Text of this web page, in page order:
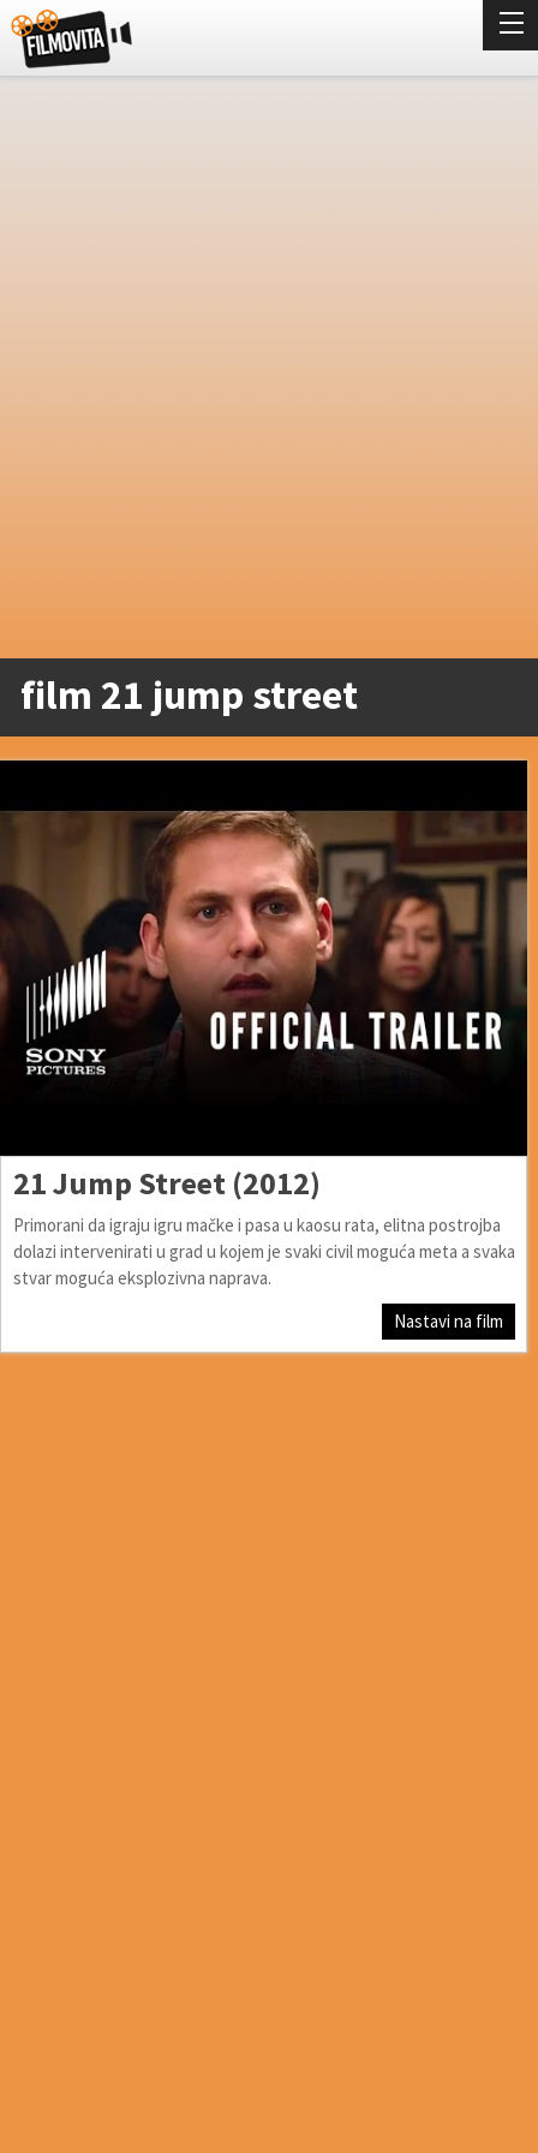
film 21 jump street
21 Jump Street (2012)
Primorani da igraju igru mačke i pasa u kaosu rata, elitna postrojba
dolazi intervenirati u grad u kojem je svaki civil moguća meta a svaka
stvar moguća eksplozivna naprava.
Nastavi na film